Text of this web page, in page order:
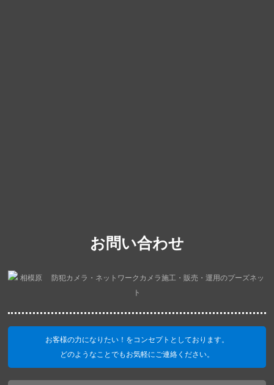
お問い合わせ
お客様の力になりたい！をコンセプトとしております。
どのようなことでもお気軽にご連絡ください。